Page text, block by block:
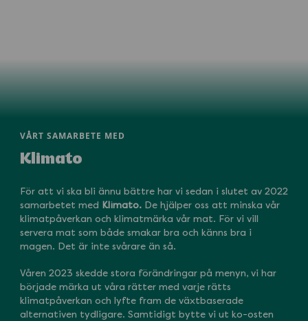
VÅRT SAMARBETE MED
Klimato
För att vi ska bli ännu bättre har vi sedan i slutet av 2022
samarbetet med Klimato.De hjälper oss att minska vår
klimatpåverkan och klimatmärka vår mat. För vi vill
servera mat som både smakar bra och känns bra i
magen. Det är inte svårare än så.
Våren 2023 skedde stora förändringar på menyn, vi har
började märka ut våra rätter med varje rätts
klimatpåverkan och lyfte fram de växtbaserade
alternativen tydligare. Samtidigt bytte vi ut ko-osten